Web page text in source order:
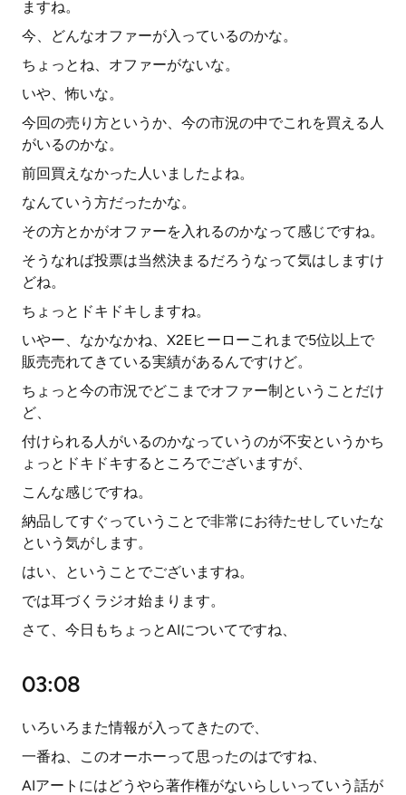
ますね。
今、どんなオファーが入っているのかな。
ちょっとね、オファーがないな。
いや、怖いな。
今回の売り方というか、今の市況の中でこれを買える人
がいるのかな。
前回買えなかった人いましたよね。
なんていう方だったかな。
その方とかがオファーを入れるのかなって感じですね。
そうなれば投票は当然決まるだろうなって気はしますけ
どね。
ちょっとドキドキしますね。
いやー、なかなかね、X2Eヒーローこれまで5位以上で
販売売れてきている実績があるんですけど。
ちょっと今の市況でどこまでオファー制ということだけ
ど、
付けられる人がいるのかなっていうのが不安というかち
ょっとドキドキするところでございますが、
こんな感じですね。
納品してすぐっていうことで非常にお待たせしていたな
という気がします。
はい、ということでございますね。
では耳づくラジオ始まります。
さて、今日もちょっとAIについてですね、
03:08
いろいろまた情報が入ってきたので、
一番ね、このオーホーって思ったのはですね、
AIアートにはどうやら著作権がないらしいっていう話が